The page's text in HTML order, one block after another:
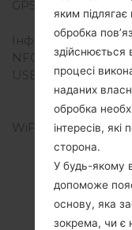
GPS
Інфрачервоний
NFC
USB
WiFi
яким підлягає
обробка
здійснюється
процесі
наданих
обробка
інтересів,
сторона.
У будь-якому
допоможе
основу, яка
зокрема, чи є